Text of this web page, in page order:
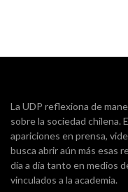
La UDP reflexiona de
sobre la sociedad chilena.
apariciones en prensa,
busca abrir aún más esas
día a día tanto en medios
vinculados a la academia.